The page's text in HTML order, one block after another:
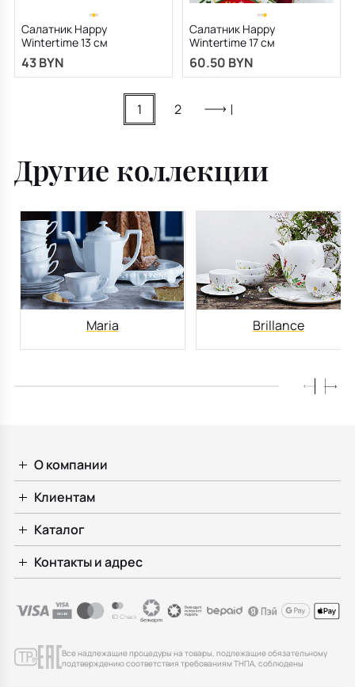
Салатник Happy
Wintertime 13 см
43 BYN
Салатник Happy
Wintertime 17 см
60.50 BYN
1 2
Другие коллекции
Maria Brillance
О компании
Клиентам
Каталог
Контакты и адрес
Все надлежащие процедуры на товары, подлежащие обязательному
подтверждению соответствия требованиям ТНПА, соблюдены